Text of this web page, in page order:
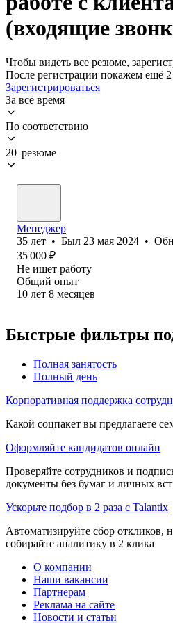
(входящие
Чтобы видеть все резюме,
После регистрации покажем ещё
Зарегистрироваться
За всё время
По соответствию
20 резюме
Менеджер
35 лет • Был 23 мая 2024 •
35 000 ₽
Не ищет работу
Общий опыт
10 лет 8 месяцев
Быстрые фильтры
Полная занятость
Полный день
Корпоративная поддержка
Какой соцпакет вы предлагаете
Оформляйте кандидатов онлайн
Проверяйте сотрудников и
документы без бумаг и личных
Ускорьте подбор в 2 раза с Talantix
Автоматизируйте сбор откликов,
собирайте аналитику в 2 клика
О компании
Наши вакансии
Партнерам
Реклама на сайте
Новости и статьи